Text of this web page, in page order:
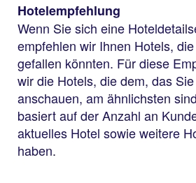
Hotelempfehlung
Wenn Sie sich eine
empfehlen wir Ihnen Hotels,
gefallen könnten. Für diese
wir die Hotels, die dem, das
anschauen, am ähnlichsten
basiert auf der Anzahl an
aktuelles Hotel sowie weitere
haben.